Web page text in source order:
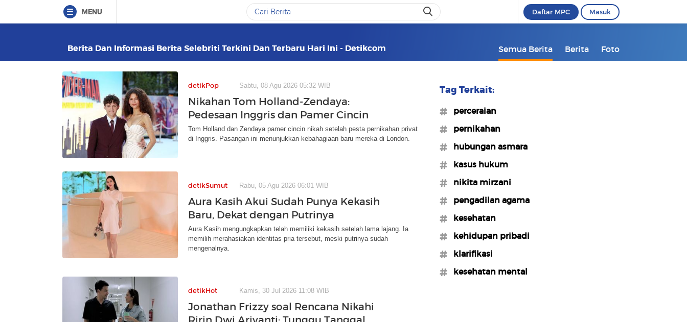
MENU Daftar MPC Masuk
Berita Dan Informasi Berita Selebriti Terkini Dan Terbaru Hari Ini - Detikcom Semua Berita Berita Foto
detikPop Sabtu, 08 Agu 2026 05:32 WIB
Nikahan Tom Holland-Zendaya:
Pedesaan Inggris dan Pamer Cincin
Tom Holland dan Zendaya pamer cincin nikah setelah pesta pernikahan privat
di Inggris. Pasangan ini menunjukkan kebahagiaan baru mereka di London.
detikSumut Rabu, 05 Agu 2026 06:01 WIB
Aura Kasih Akui Sudah Punya Kekasih
Baru, Dekat dengan Putrinya
Aura Kasih mengungkapkan telah memiliki kekasih setelah lama lajang. Ia
memilih merahasiakan identitas pria tersebut, meski putrinya sudah
mengenalnya.
detikHot Kamis, 30 Jul 2026 11:08 WIB
Jonathan Frizzy soal Rencana Nikahi
Tag Terkait:
#perceraian
#pernikahan
#hubungan asmara
#kasus hukum
#nikita mirzani
#pengadilan agama
#kesehatan
#kehidupan pribadi
#klarifikasi
#kesehatan mental